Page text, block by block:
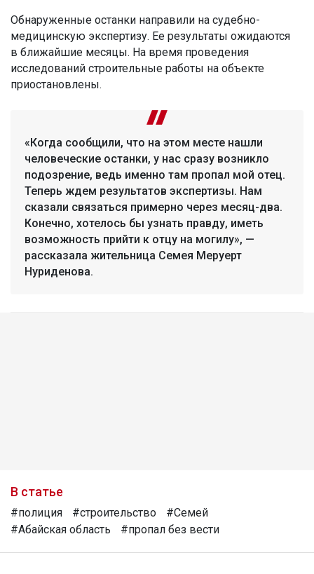
Обнаруженные останки направили на судебно-
медицинскую экспертизу. Ее результаты ожидаются
в ближайшие месяцы. На время проведения
исследований строительные работы на объекте
приостановлены.
«Когда сообщили, что на этом месте нашли
человеческие останки, у нас сразу возникло
подозрение, ведь именно там пропал мой отец.
Теперь ждем результатов экспертизы. Нам
сказали связаться примерно через месяц-два.
Конечно, хотелось бы узнать правду, иметь
возможность прийти к отцу на могилу», —
рассказала жительница Семея Меруерт
Нуриденова.
В статье
#полиция #строительство
#Семей
#Абайская область
#пропал без вести